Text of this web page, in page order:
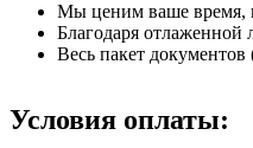
Мы ценим ваше время,
Благодаря отлаженной
Весь пакет
Условия оплаты: